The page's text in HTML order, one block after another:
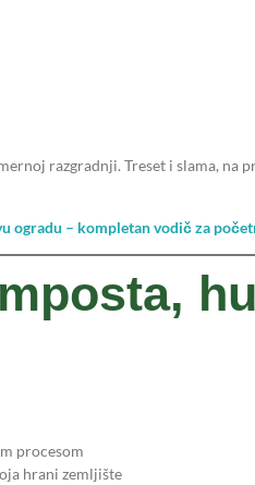
razgradnji. Treset i slama, na
ogradu – kompletan vodič za
procesom
hrani zemljište